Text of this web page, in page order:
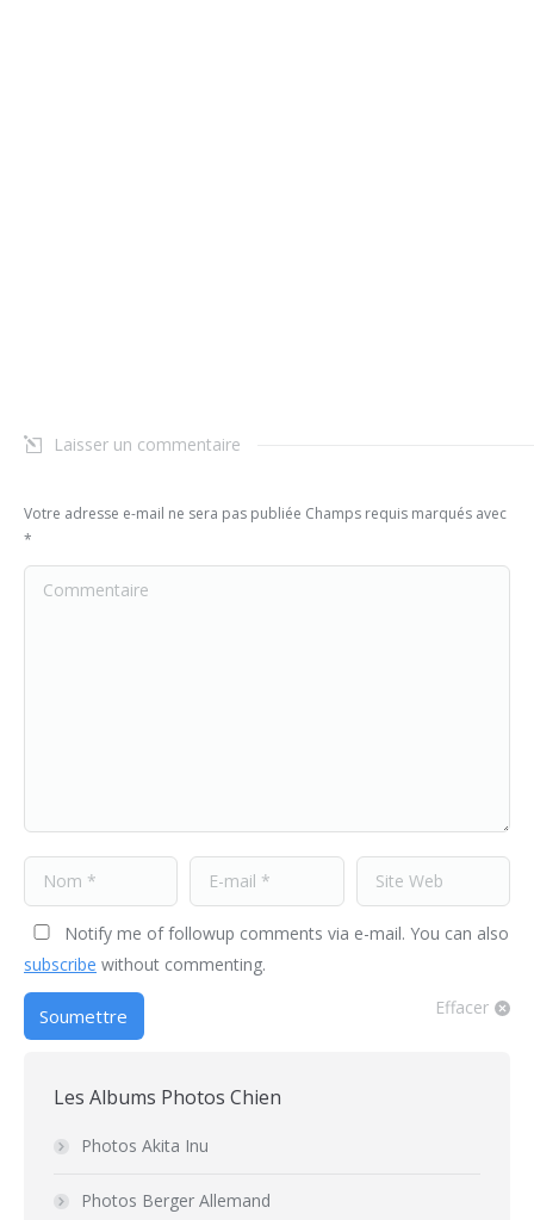
Laisser un commentaire
Votre adresse e-mail ne sera pas publiée Champs requis marqués avec
*
Commentaire
Nom * E-mail * Site Web
Notify me of followup comments via e-mail. You can also
subscribe without commenting.
Effacer
Soumettre
Les Albums Photos Chien
Photos Akita Inu
Photos Berger Allemand